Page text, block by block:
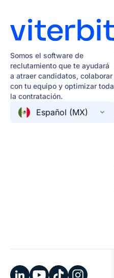
Somos el software de
reclutamiento que te ayudará
a atraer candidatos, colaborar
con tu equipo y optimizar toda
la contratación.
Español (MX)